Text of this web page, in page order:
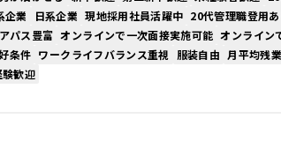
企業 日系企業 現地採用社員活躍中 20代管理職登用あ
パス豊富 オンラインで一次面接実施可能 オンライン
条件 ワークライフバランス重視 服装自由 月平均残
歓迎